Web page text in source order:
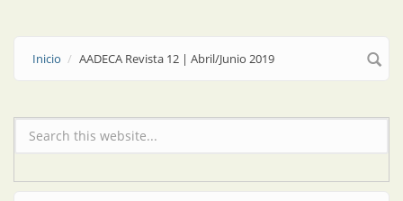
Inicio AADECA Revista 12 | Abril/Junio 2019
Formulario de búsqueda